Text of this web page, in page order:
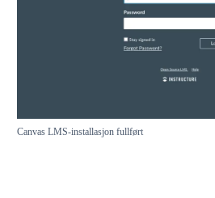
Canvas LMS-installasjon fullført